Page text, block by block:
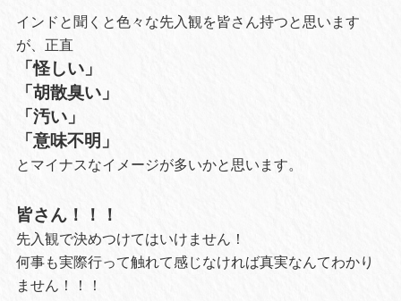
インドと聞くと色々な先入観を皆さん持つと思います
が、正直
「怪しい」
「胡散臭い」
「汚い」
「意味不明」
とマイナスなイメージが多いかと思います。
皆さん！！！
先入観で決めつけてはいけません！
何事も実際行って触れて感じなければ真実なんてわかり
ません！！！